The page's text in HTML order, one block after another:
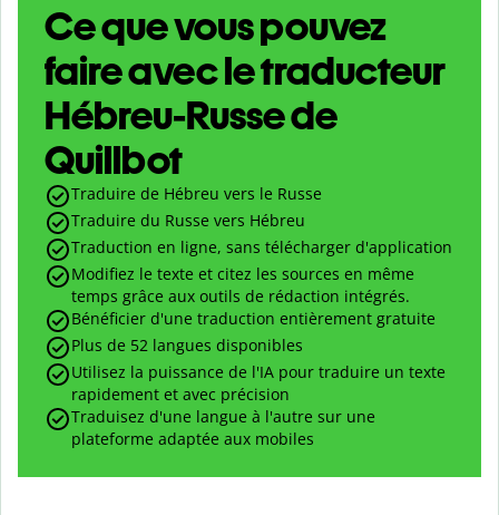
Ce que vous pouvez
faire avec le traducteur
Hébreu-Russe de
Quillbot
Traduire de Hébreu vers le Russe
Traduire du Russe vers Hébreu
Traduction en ligne, sans télécharger d'application
Modifiez le texte et citez les sources en même
temps grâce aux outils de rédaction intégrés.
Bénéficier d'une traduction entièrement gratuite
Plus de 52 langues disponibles
Utilisez la puissance de l'IA pour traduire un texte
rapidement et avec précision
Traduisez d'une langue à l'autre sur une
plateforme adaptée aux mobiles